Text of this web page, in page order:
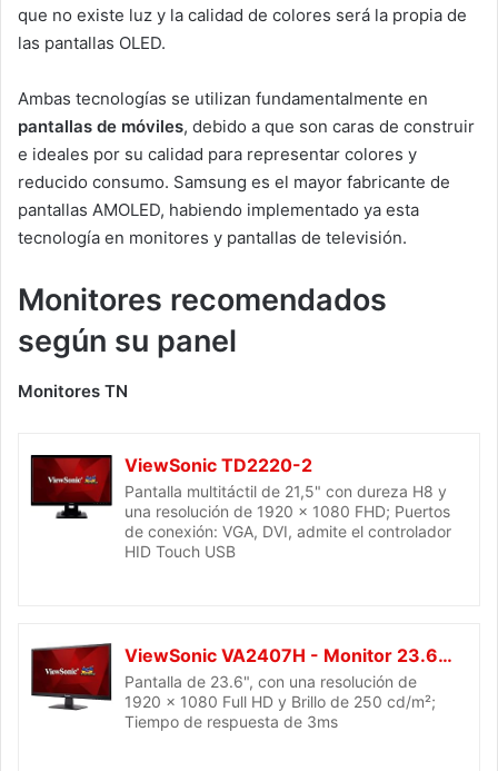
que no existe luz y la calidad de colores será la propia de
las pantallas OLED.
Ambas tecnologías se utilizan fundamentalmente en
pantallas de móviles, debido a que son caras de construir
e ideales por su calidad para representar colores y
reducido consumo. Samsung es el mayor fabricante de
pantallas AMOLED, habiendo implementado ya esta
tecnología en monitores y pantallas de televisión.
Monitores recomendados
según su panel
Monitores TN
ViewSonic TD2220-2
Pantalla multitáctil de 21,5" con dureza H8 y
una resolución de 1920 x 1080 FHD; Puertos
de conexión: VGA, DVI, admite el controlador
HID Touch USB
ViewSonic VA2407H - Monitor 23.6" Full HD (1920 x 1080, 3ms, 250 nits, 16:9, VGA/HDMI, Modo ECO), color negro
Pantalla de 23.6", con una resolución de
1920 x 1080 Full HD y Brillo de 250 cd/m²;
Tiempo de respuesta de 3ms